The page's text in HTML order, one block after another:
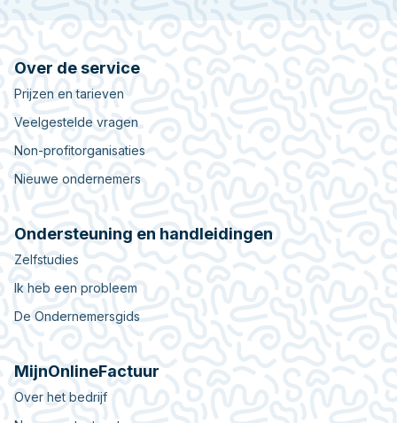
Over de service
Prijzen en tarieven
Veelgestelde vragen
Non-profitorganisaties
Nieuwe ondernemers
Ondersteuning en handleidingen
Zelfstudies
Ik heb een probleem
De Ondernemersgids
MijnOnlineFactuur
Over het bedrijf